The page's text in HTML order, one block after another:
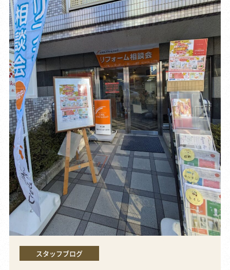
スタッフブログ